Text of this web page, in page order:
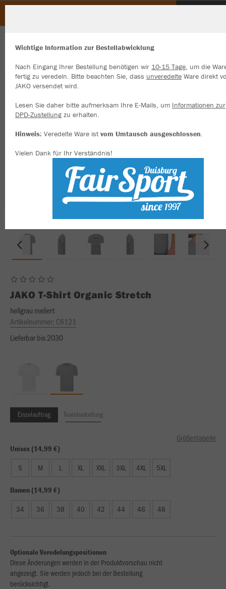
JAKO T-Shirt Organic Stretch
hellgrau meliert
Artikelnummer: C6121
Lieferbar bis 2030
Einzelauftrag Teambestellung
Größentabelle
Unisex (14,99 €)
S M L XL XXL 3XL 4XL 5XL
Damen (14,99 €)
34 36 38 40 42 44 46 48
Optionale Veredelungspositionen
Diese Änderungen werden in der Produktvorschau nicht
angezeigt. Sie werden jedoch bei der Bestellung
berücksichtigt.
Wichtige Information zur Bestellabwicklung
Nach Eingang Ihrer Bestellung benötigen wir 10-15 Tage, um die
fertig zu veredeln. Bitte beachten Sie, dass unveredelte Ware direkt
JAKO versendet wird.
Lesen Sie daher bitte aufmerksam Ihre E-Mails, um Informationen zur
DPD-Zustellung zu erhalten.
Hinweis: Veredelte Ware istvom Umtausch ausgeschlossen.
Vielen Dank für Ihr Verständnis!
Wir verwenden Cookies
Inhalte anzeigen und unsere Website verbessern. Weitere
zu den Cookies findest Du in den Einstellungen.
Alle akzeptieren
Alle ablehnen
mehr Infos
Datenschutz
Impressum